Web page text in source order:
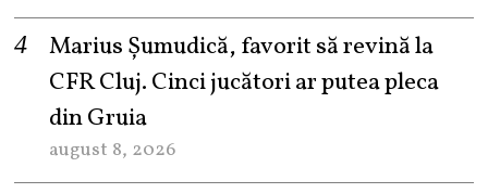
Marius Șumudică, favorit să revină la
CFR Cluj. Cinci jucători ar putea pleca
din Gruia
august 8, 2026